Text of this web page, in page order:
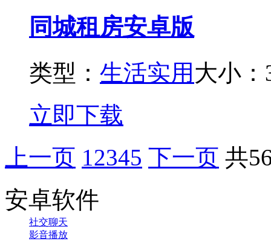
同城租房安卓版
类型： 生活实用 大小：
立即下载
上一页 12345 下一页 共
安卓软件
社交聊天
影音播放